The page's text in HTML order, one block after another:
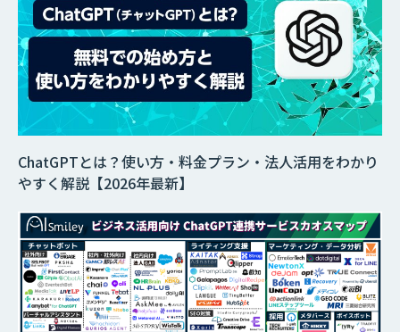
ChatGPTとは？使い方・料金プラン・法人活用をわかり
やすく解説【2026年最新】